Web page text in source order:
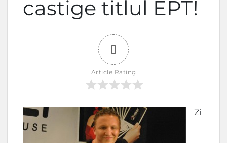
castige titlul EPT!
0
Article Rating
Zi